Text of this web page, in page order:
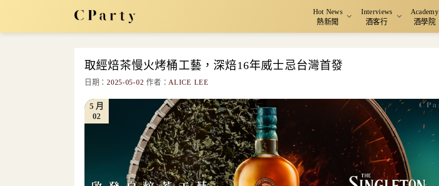
content
Hot News
熱新聞
Interviews
酒客行
Academy
酒學院
取經焙茶慢火烤桶工藝，深焙16年威士忌台灣首發
日期： 2025-05-02 作者： ALICE LEE
02
5 月